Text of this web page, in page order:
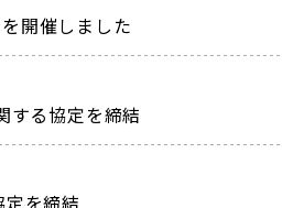
開催しました
する協定を締結
を締結